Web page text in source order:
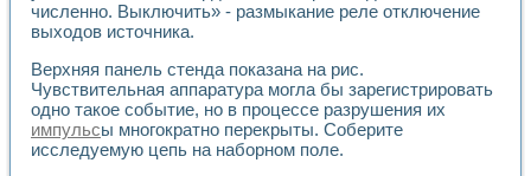
численно. Выключить» - размыкание реле отключение
выходов источника.
Верхняя панель стенда показана на рис.
Чувствительная аппаратура могла бы зарегистрировать
одно такое событие, но в процессе разрушения их
импульсы многократно перекрыты. Соберите
исследуемую цепь на наборном поле.